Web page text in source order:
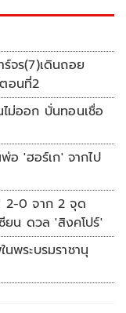
จร(7)เดินถอย
อนที่2
ม่ออก บั่นทอนเชื่อ
อ 'ฮอร์เก' จากไป
' 2-0 จาก 2 จุด
ยน ดวล 'สิงคโปร์'
พระบรมราชานุ